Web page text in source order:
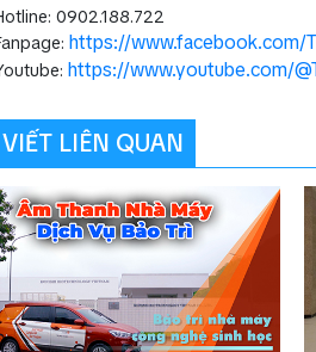
0902.188.722
https://www.facebook.com/
https://www.youtube.com/
LIÊN QUAN